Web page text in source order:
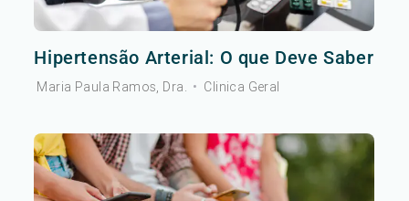
Hipertensão Arterial: O que Deve Saber
Maria Paula Ramos, Dra. • Clinica Geral